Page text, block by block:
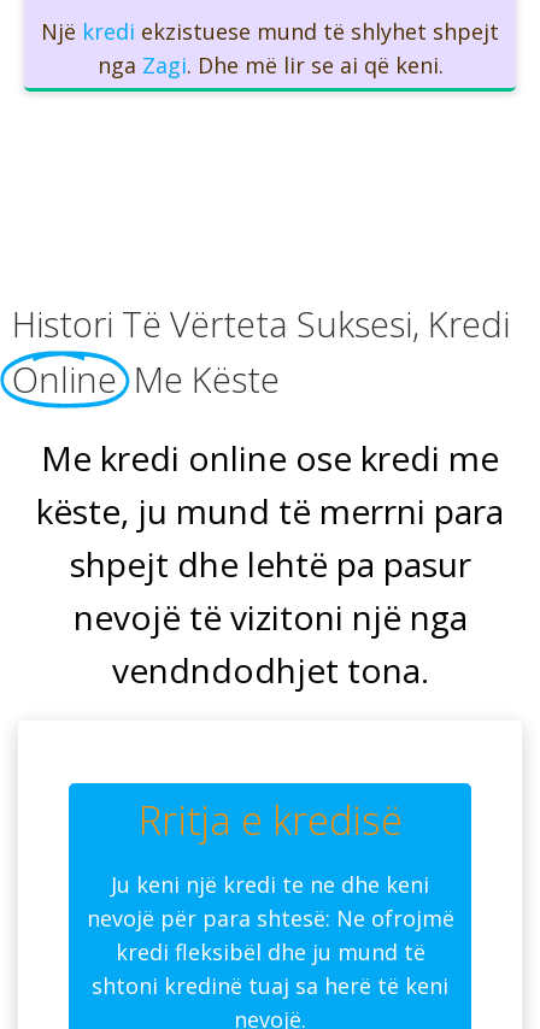
Një kredi ekzistuese mund të shlyhet shpejt
nga Zagi. Dhe më lir se ai që keni.
Histori Të Vërteta Suksesi, Kredi
OnlineMe Këste
Me kredi online ose kredi me
këste, ju mund të merrni para
shpejt dhe lehtë pa pasur
nevojë të vizitoni një nga
vendndodhjet tona.
Rritja e kredisë
Ju keni një kredi te ne dhe keni
nevojë për para shtesë: Ne ofrojmë
kredi fleksibël dhe ju mund të
shtoni kredinë tuaj sa herë të keni
nevojë.